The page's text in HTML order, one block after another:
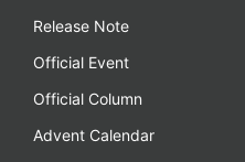
Release Note
Official Event
Official Column
Advent Calendar